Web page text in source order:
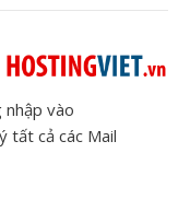
nhập vào
tất cả các Mail